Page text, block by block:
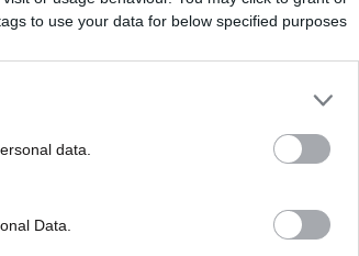
to use your data for below specified purposes
data.
Data.